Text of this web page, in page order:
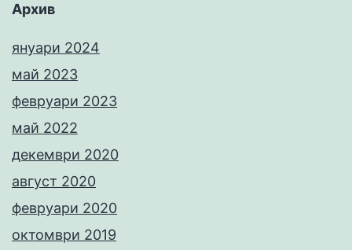
Архив
януари 2024
май 2023
февруари 2023
май 2022
декември 2020
август 2020
февруари 2020
октомври 2019